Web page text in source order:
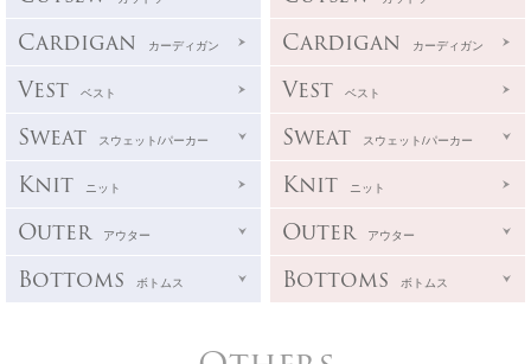
Cardigan カーディガン
Vest ベスト
Sweat スウェット/パーカー
Knit ニット
Outer アウター
Bottoms ボトムス
Cardigan カーディガン
Vest ベスト
Sweat スウェット/パーカー
Knit ニット
Outer アウター
Bottoms ボトムス